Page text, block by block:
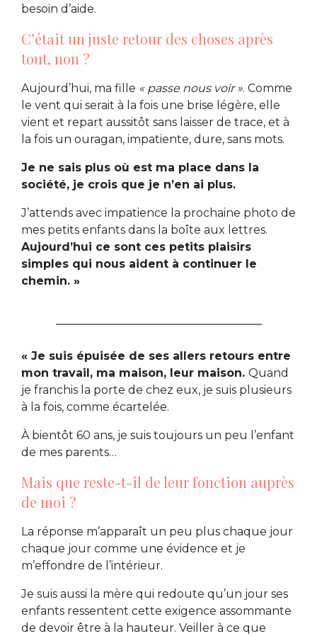
besoin d’aide.
C’était un juste retour des choses après
tout, non ?
Aujourd’hui, ma fille « passe nous voir ». Comme
le vent qui serait à la fois une brise légère, elle
vient et repart aussitôt sans laisser de trace, et à
la fois un ouragan, impatiente, dure, sans mots.
Je ne sais plus où est ma place dans la
société, je crois que je n’en ai plus.
J’attends avec impatience la prochaine photo de
mes petits enfants dans la boîte aux lettres.
Aujourd’hui ce sont ces petits plaisirs
simples qui nous aident à continuer le
chemin. »
« Je suis épuisée de ses allers retours entre
mon travail, ma maison, leur maison. Quand
je franchis la porte de chez eux, je suis plusieurs
à la fois, comme écartelée.
À bientôt 60 ans, je suis toujours un peu l’enfant
de mes parents…
Mais que reste-t-il de leur fonction auprès
de moi ?
La réponse m’apparaît un peu plus chaque jour
chaque jour comme une évidence et je
m’effondre de l’intérieur.
Je suis aussi la mère qui redoute qu’un jour ses
enfants ressentent cette exigence assommante
de devoir être à la hauteur. Veiller à ce que